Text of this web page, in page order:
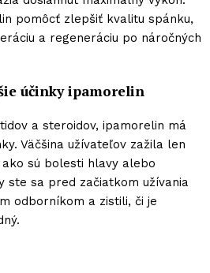
pomôcť zlepšiť kvalitu spánku,
a regeneráciu po náročných
účinky ipamorelin
a steroidov, ipamorelin má
Väčšina užívateľov zažila len
sú bolesti hlavy alebo
ste sa pred začiatkom užívania
odborníkom a zistili, či je